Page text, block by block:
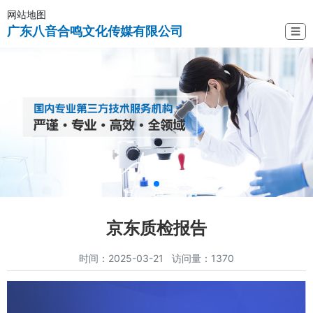
网站地图
广东八音合鸣文化传媒有限公司 ☰
京东质检报告
时间：2025-03-21 访问量：1370